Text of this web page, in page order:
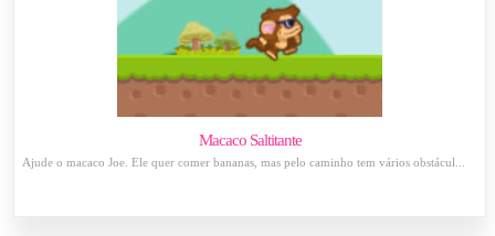
Macaco Saltitante
Ajude o macaco Joe. Ele quer comer bananas, mas pelo caminho tem vários obstácul...